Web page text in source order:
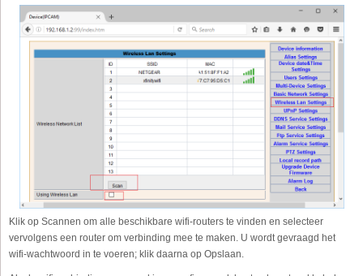
Klik op Scannen om alle beschikbare wifi-routers te vinden en selecteer
vervolgens een router om verbinding mee te maken. U wordt gevraagd het
wifi-wachtwoord in te voeren; klik daarna op Opslaan.